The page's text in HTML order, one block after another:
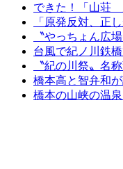
できた！「山荘
「原発反対、正
〝やっちょん広
台風で紀ノ川鉄
〝紀の川祭〟名
橋本高と智弁和
橋本の山峡の温